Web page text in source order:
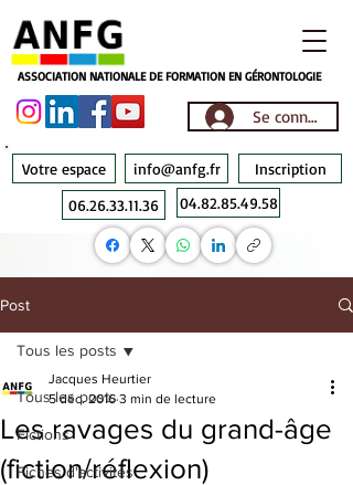
ASSOCIATION NATIONALE DE FORMATION EN GÉRONTOLOGIE
Se connecter
Votre espace info@anfg.fr
Inscription
06.26.33.11.36
04.82.85.49.58
Post
Tous les posts
Fictions
Fiches d'activités
Tous les posts
Les ravages du grand-âge
(fiction/réflexion)
Jacques Heurtier
5 déc. 2016 3 min de lecture